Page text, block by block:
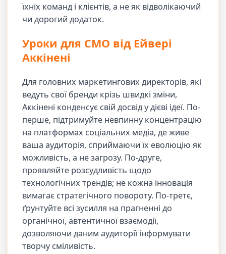
їхніх команд і клієнтів, а не як відволікаючий
чи дорогий додаток.
Уроки для CMO від Ейвері
Аккінені
Для головних маркетингових директорів, які
ведуть свої бренди крізь швидкі зміни,
Аккінені конденсує свій досвід у дієві ідеї. По-
перше, підтримуйте невпинну концентрацію
на платформах соціальних медіа, де живе
ваша аудиторія, сприймаючи їх еволюцію як
можливість, а не загрозу. По-друге,
проявляйте розсудливість щодо
технологічних трендів; не кожна інновація
вимагає стратегічного повороту. По-третє,
ґрунтуйте всі зусилля на прагненні до
органічної, автентичної взаємодії,
дозволяючи даним аудиторії інформувати
творчу сміливість.